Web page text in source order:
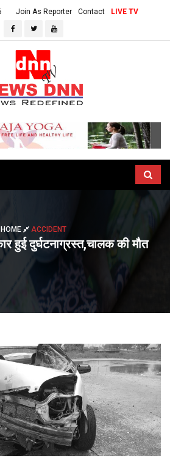
Join As Reporter Contact LIVE TV
HOME ACCIDENT
हुई दुर्घटनाग्रस्त,चालक की मौत